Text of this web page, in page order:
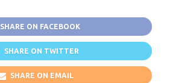
SHARE ON FACEBOOK
SHARE ON TWITTER
SHARE ON EMAIL